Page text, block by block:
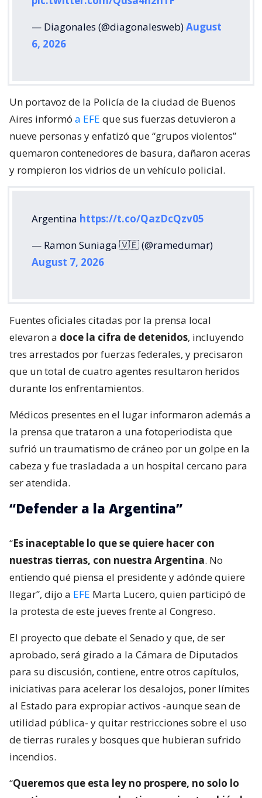
— Diagonales (@diagonalesweb)August
6, 2026
Un portavoz de la Policía de la ciudad de Buenos
Aires informó a EFE que sus fuerzas detuvieron a
nueve personas y enfatizó que “grupos violentos”
quemaron contenedores de basura, dañaron aceras
y rompieron los vidrios de un vehículo policial.
Argentina https://t.co/QazDcQzv05
— Ramon Suniaga 🇻🇪 (@ramedumar)
August 7, 2026
Fuentes oficiales citadas por la prensa local
elevaron a doce la cifra de detenidos, incluyendo
tres arrestados por fuerzas federales, y precisaron
que un total de cuatro agentes resultaron heridos
durante los enfrentamientos.
Médicos presentes en el lugar informaron además a
la prensa que trataron a una fotoperiodista que
sufrió un traumatismo de cráneo por un golpe en la
cabeza y fue trasladada a un hospital cercano para
ser atendida.
“Defender a la Argentina”
“Es inaceptable lo que se quiere hacer con
nuestras tierras, con nuestra Argentina. No
entiendo qué piensa el presidente y adónde quiere
llegar”, dijo a EFE Marta Lucero, quien participó de
la protesta de este jueves frente al Congreso.
El proyecto que debate el Senado y que, de ser
aprobado, será girado a la Cámara de Diputados
para su discusión, contiene, entre otros capítulos,
iniciativas para acelerar los desalojos, poner límites
al Estado para expropiar activos -aunque sean de
utilidad pública- y quitar restricciones sobre el uso
de tierras rurales y bosques que hubieran sufrido
incendios.
“Queremos que esta ley no prospere, no solo lo